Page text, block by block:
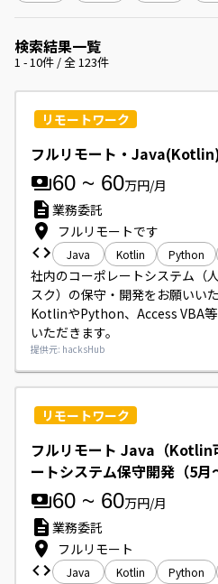
検索結果一覧
1 -10件 / 全123件
リモートワーク
フルリモート・Java(Kotlin)
60 ~ 60万円/月
業務委託
フルリモートです
Java Kotlin Python
社内のコーポレートシステム（
スク）の保守・開発をお願いいた
KotlinやPython、Access VBA
いただきます。
提供元: hacksHub
リモートワーク
フルリモート Java（Kotlin
ートシステム保守開発（5月
60 ~ 60万円/月
業務委託
フルリモート
Java Kotlin Python